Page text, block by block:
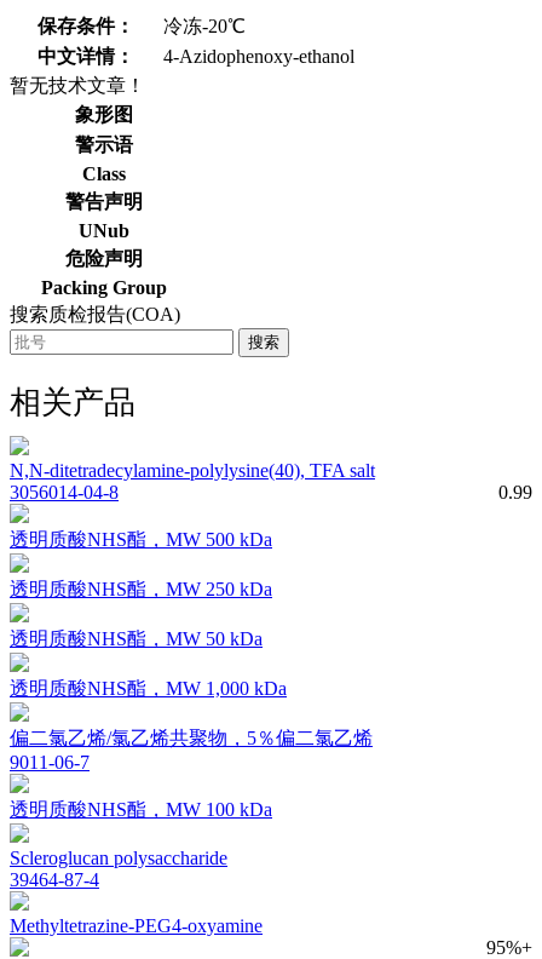
保存条件：
冷冻-20℃
中文详情：
4-Azidophenoxy-ethanol
暂无技术文章！
象形图
警示语
Class
警告声明
UNub
危险声明
Packing Group
搜索质检报告(COA)
搜索
相关产品
N,N-ditetradecylamine-polylysine(40), TFA salt
0.99
3056014-04-8
透明质酸NHS酯，MW 500 kDa
透明质酸NHS酯，MW 250 kDa
透明质酸NHS酯，MW 50 kDa
透明质酸NHS酯，MW 1,000 kDa
偏二氯乙烯/氯乙烯共聚物，5％偏二氯乙烯
9011-06-7
透明质酸NHS酯，MW 100 kDa
Scleroglucan polysaccharide
39464-87-4
Methyltetrazine-PEG4-oxyamine
95%+